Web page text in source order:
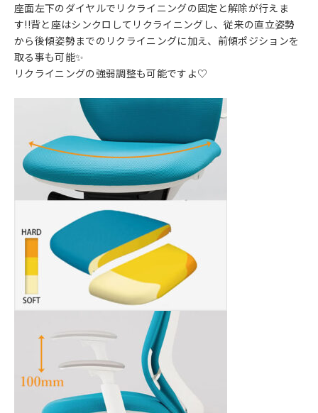
座面左下のダイヤルでリクライニングの固定と解除が行えま
す!!背と座はシンクロしてリクライニングし、従来の直立姿勢
から後傾姿勢までのリクライニングに加え、前傾ポジションを
取る事も可能✨
リクライニングの強弱調整も可能ですよ♡